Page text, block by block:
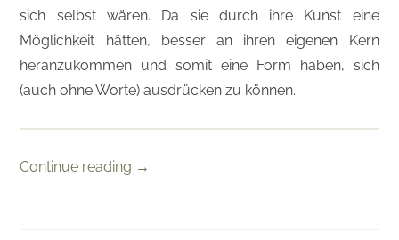
sich selbst wären. Da sie durch ihre Kunst eine
Möglichkeit hätten, besser an ihren eigenen Kern
heranzukommen und somit eine Form haben, sich
(auch ohne Worte) ausdrücken zu können.
Continue reading →